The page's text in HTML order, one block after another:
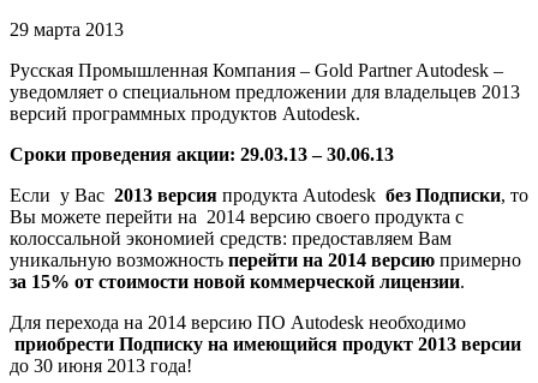
29 марта 2013
Русская Промышленная Компания – Gold Partner Autodesk –
уведомляет о специальном предложении для владельцев 2013
версий программных продуктов Autodesk.
Сроки проведения акции: 29.03.13 – 30.06.13
Если у Вас 2013 версия продукта Autodesk без Подписки, то
Вы можете перейти на 2014 версию своего продукта с
колоссальной экономией средств: предоставляем Вам
уникальную возможность перейти на 2014 версию примерно
за 15% от стоимости новой коммерческой лицензии.
Для перехода на 2014 версию ПО Autodesk необходимо
приобрести Подписку на имеющийся продукт 2013 версии
до 30 июня 2013 года!